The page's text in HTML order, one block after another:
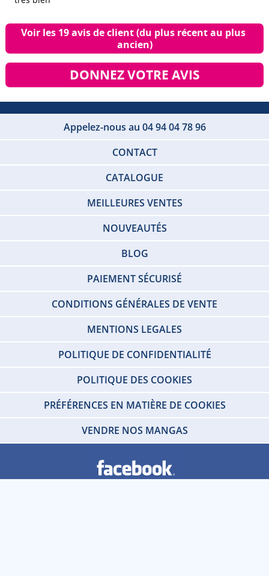
Voir les 19 avis de client (du plus récent au plus
ancien)
DONNEZ VOTRE AVIS
Appelez-nous au 04 94 04 78 96
CONTACT
CATALOGUE
MEILLEURES VENTES
NOUVEAUTÉS
BLOG
PAIEMENT SÉCURISÉ
CONDITIONS GÉNÉRALES DE VENTE
MENTIONS LEGALES
POLITIQUE DE CONFIDENTIALITÉ
POLITIQUE DES COOKIES
PRÉFÉRENCES EN MATIÈRE DE COOKIES
VENDRE NOS MANGAS